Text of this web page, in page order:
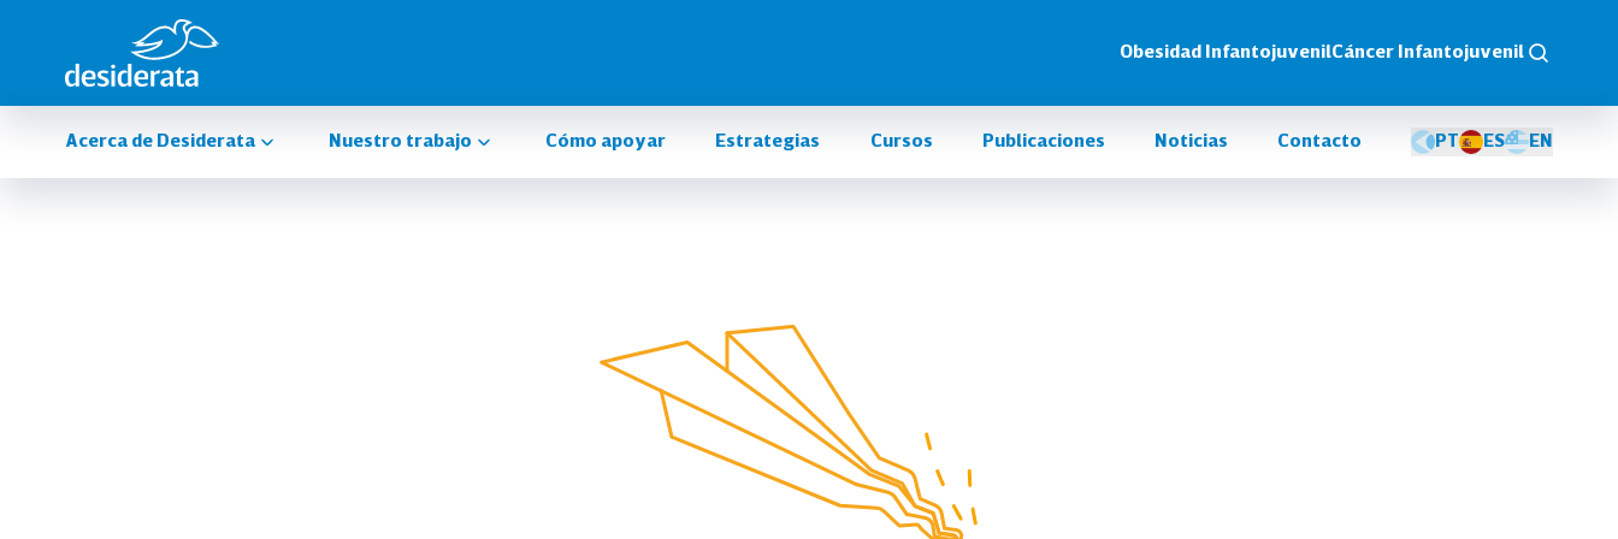
Obesidad InfantojuvenilCáncer Infantojuvenil
Acerca de Desiderata Nuestro trabajo Cómo apoyar Estrategias Cursos Publicaciones Noticias Contacto PT ES EN